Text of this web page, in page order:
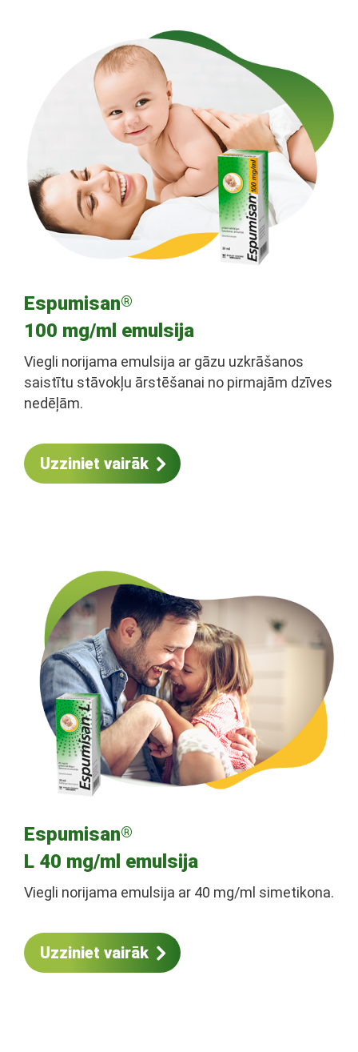
Espumisan®
100 mg/ml emulsija
Viegli norijama emulsija ar gāzu uzkrāšanos
saistītu stāvokļu ārstēšanai no pirmajām dzīves
nedēļām.
Uzziniet vairāk
Espumisan®
L 40 mg/ml emulsija
Viegli norijama emulsija ar 40 mg/ml simetikona.
Uzziniet vairāk